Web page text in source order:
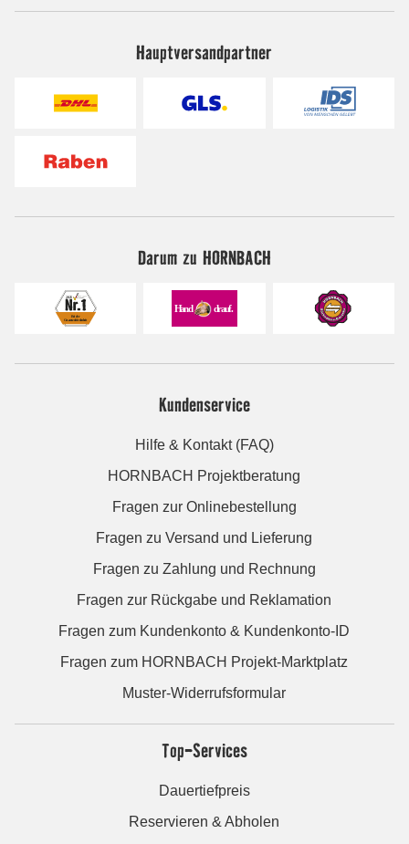
Hauptversandpartner
Darum zu HORNBACH
Kundenservice
Hilfe & Kontakt (FAQ)
HORNBACH Projektberatung
Fragen zur Onlinebestellung
Fragen zu Versand und Lieferung
Fragen zu Zahlung und Rechnung
Fragen zur Rückgabe und Reklamation
Fragen zum Kundenkonto & Kundenkonto-ID
Fragen zum HORNBACH Projekt-Marktplatz
Muster-Widerrufsformular
Top-Services
Dauertiefpreis
Reservieren & Abholen